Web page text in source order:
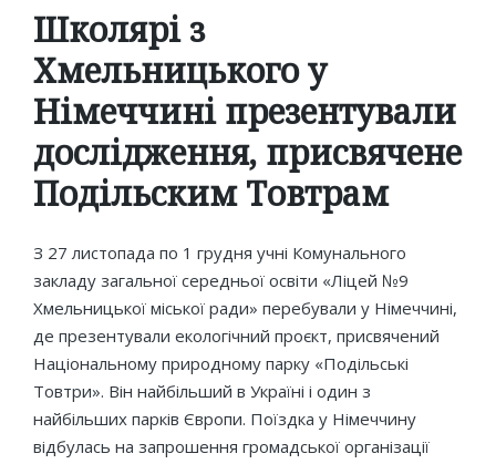
in
Школярі з
Хмельницького у
Німеччині презентували
дослідження, присвячене
Подільским Товтрам
З 27 листопада по 1 грудня учні Комунального
закладу загальної середньої освіти «Ліцей №9
Хмельницької міської ради» перебували у Німеччині,
де презентували екологічний проєкт, присвячений
Національному природному парку «Подільські
Товтри». Він найбільший в Україні і один з
найбільших парків Європи. Поїздка у Німеччину
відбулась на запрошення громадської організації